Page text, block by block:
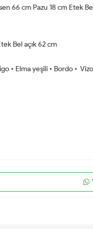
66 cm Pazu 18 cm Etek
Bel açık 62 cm
• Elma yeşili • Bordo •